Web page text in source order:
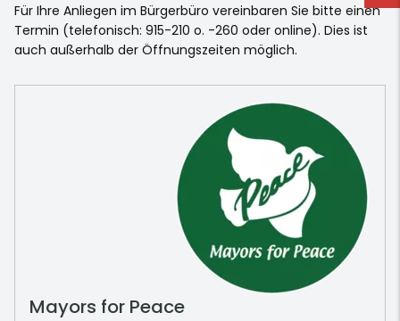
Für Ihre Anliegen im Bürgerbüro vereinbaren Sie bitte einen
Termin (telefonisch: 915-210 o. -260 oder online). Dies ist
auch außerhalb der Öffnungszeiten möglich.
Mayors for Peace